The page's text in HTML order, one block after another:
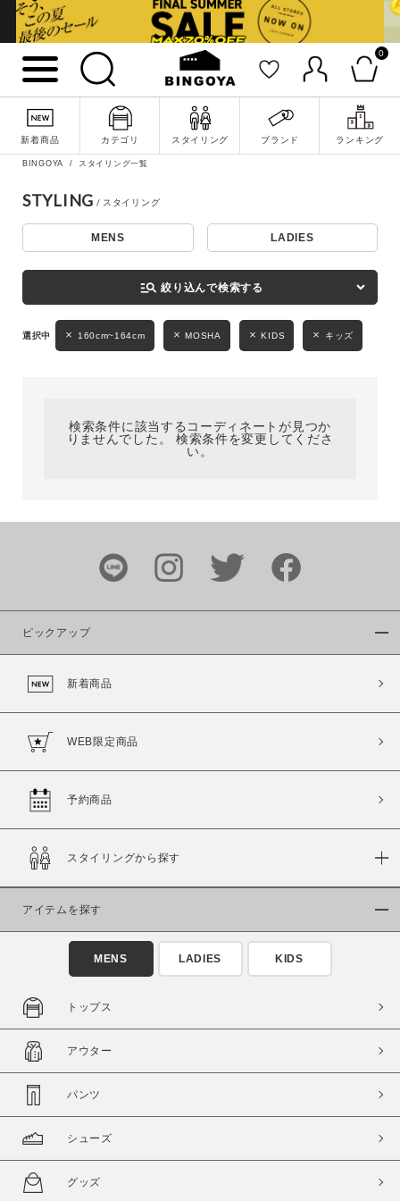
0
新着商品 カテゴリ スタイリング ブランド ランキング
詳細検索
KIDS
カラー
価格
～
商品タイプ
通常商品 予約商品
在庫
在庫あり 在庫なし含む
BINGOYA スタイリング一覧
STYLING
MENS LADIES
manage_search 絞り込んで検索する
160cm~164cm MOSHA KIDS キッズ
検索条件に該当するコーディネートが見つか
りませんでした。 検索条件を変更してくださ
い。
ピックアップ
新着商品
WEB限定商品
予約商品
スタイリングから探す
アイテムを探す
MENS LADIES KIDS
トップス
アウター
パンツ
シューズ
グッズ